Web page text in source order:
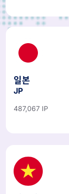
일본
JP
487,067 IP